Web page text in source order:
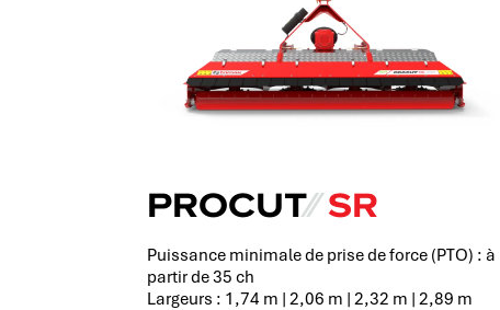
PROCUT⁄⁄ SR
Puissance minimale de prise de force (PTO) : à
partir de 35 ch
Largeurs : 1,74 m | 2,06 m | 2,32 m | 2,89 m